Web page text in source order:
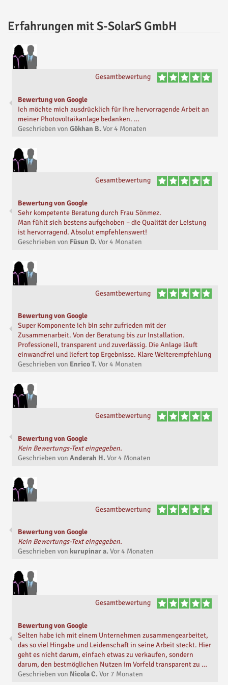
Erfahrungen mit S-SolarS GmbH
Gesamtbewertung
Bewertung von Google
Ich möchte mich ausdrücklich für Ihre hervorragende Arbeit an
meiner Photovoltaikanlage bedanken. …
Geschrieben von Gökhan B. Vor4 Monaten
Gesamtbewertung
Bewertung von Google
Sehr kompetente Beratung durch Frau Sönmez.
Man fühlt sich bestens aufgehoben – die Qualität der Leistung
ist hervorragend. Absolut empfehlenswert!
Geschrieben von Füsun D. Vor4 Monaten
Gesamtbewertung
Bewertung von Google
Super Komponente ich bin sehr zufrieden mit der
Zusammenarbeit. Von der Beratung bis zur Installation.
Professionell, transparent und zuverlässig. Die Anlage lâuft
einwandfrei und liefert top Ergebnisse. Klare Weiterempfehlung
Geschrieben von Enrico T. Vor4 Monaten
Gesamtbewertung
Bewertung von Google
Kein Bewertungs-Text eingegeben.
Geschrieben von Anderah H. Vor4 Monaten
Gesamtbewertung
Bewertung von Google
Kein Bewertungs-Text eingegeben.
Geschrieben von kurupinar a. Vor4 Monaten
Gesamtbewertung
Bewertung von Google
Selten habe ich mit einem Unternehmen zusammengearbeitet,
das so viel Hingabe und Leidenschaft in seine Arbeit steckt. Hier
geht es nicht darum, einfach etwas zu verkaufen, sondern
darum, den bestmöglichen Nutzen im Vorfeld transparent zu …
Geschrieben von Nicola C. Vor 7 Monaten